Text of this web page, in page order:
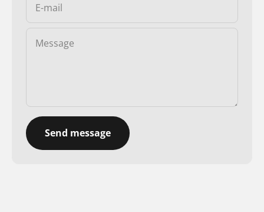
E-mail
Message
Send message